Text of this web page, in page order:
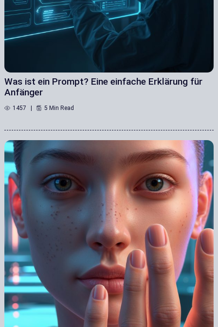
Was ist ein Prompt? Eine einfache Erklärung für
Anfänger
1457 5 Min Read